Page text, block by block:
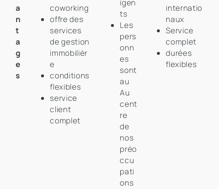
a
n
t
a
g
e
s
coworking
offre des
services
de gestion
immobilièr
e
conditions
flexibles
service
client
complet
igen
ts
Les
pers
onn
es
sont
au
Au
cent
re
de
nos
préo
ccu
pati
ons
internatio
naux
Service
complet
durées
flexibles